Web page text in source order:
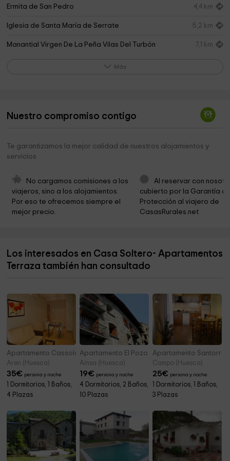
Ermita de San Pedro 4,4 km
Iglesia de Santa María de Serrate 5,2 km
Manantial Virgen De La Peña Vilas Del Turbón 7,1 km
Ermita de San Saturnino (O de San Martín)
Ermita de San Juan Bautista 13,7 km
Ermita de San Marcos
Ermita de Santa Lucía
Ayuntamiento de Laspaules
Ayuntamiento De Villanova 14,9 km
Iglesia de Nuestra Señora de la Asunción 15,0 km
Más
Nuestro compromiso contigo
Te garantizamos la mejor calidad de nuestros alojamientos y
servicios
No cargamos comisiones a los
viajeros, sino a los alojamientos.
Por eso te ofrecemos siempre el
mejor precio.
Al reservar con
cubierto por la Garantía
Protección al viajero de
CasasRurales.net
Los interesados en Casa Soltero- Apartamentos
Terraza también han consultado
Apartamento Cassolà
Aren (Huesca)
35€ persona y noche
1 Dormitorios, 1 Baños,
4 Plazas
Apartamento El Pozo 1
Ainsa (Huesca)
19€ persona y noche
4 Dormitorios, 2 Baños,
10 Plazas
Apartamento
Campo (Huesca)
25€ persona y noche
1 Dormitorios, 1 Baños,
3 Plazas